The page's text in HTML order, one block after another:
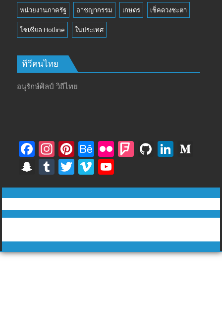
หน่วยงานภาครัฐ อาชญากรรม เกษตร เช็คดวงชะตา
โซเซียล Hotline ในประเทศ
ทีวีคนไทย
อนุรักษ์ศิลป์ วิถีไทย
F
ac
e
b
o
k
In
st
a
gr
a
Pi
nt
er
e
st
B
e
h
a
n
e
Fli F
rs
q
ar
e
Gi
u
b
Li
e
dI
u
m
S
n
a
p
h
at
T
u
m
bl
T
w
itt
er
Vi
m
e
o
o
u
T
b
e